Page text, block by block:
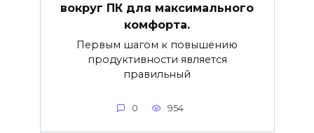
вокруг ПК для максимального
комфорта.
Первым шагом к повышению
продуктивности является
правильный
0 954